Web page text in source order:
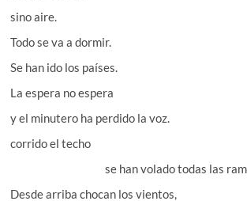
sino aire.
Todo se va a dormir.
Se han ido los países.
La espera no espera
y el minutero ha perdido la voz.
corrido el techo
se han volado todas las
Desde arriba chocan los vientos,